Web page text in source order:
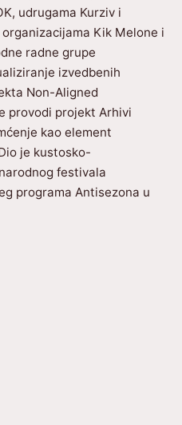
udrugama Kurziv i
Kik Melone i
radne grupe
izvedbenih
Non-Aligned
provodi projekt Arhivi
kao element
je kustosko-
festivala
programa Antisezona u